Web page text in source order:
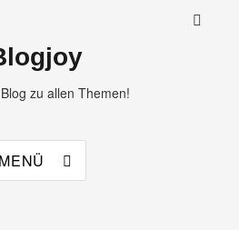
zu allen Themen!
MENÜ